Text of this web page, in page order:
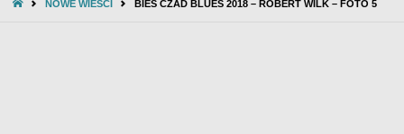
NOWE WIEŚCI BIES CZAD BLUES 2018 – ROBERT WILK – FOTO 5